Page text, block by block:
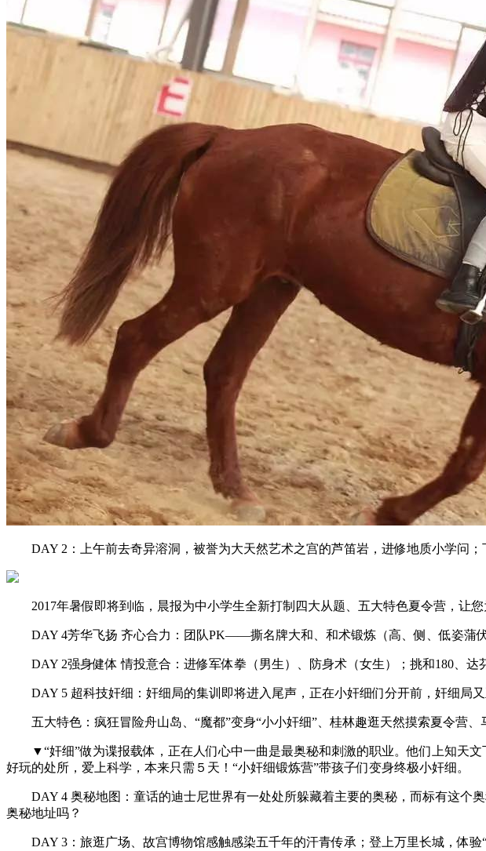
DAY 2：上午前去奇异溶洞，被誉为大天然艺术之宫的芦笛岩，进修地质小学问；
2017年暑假即将到临，晨报为中小学生全新打制四大从题、五大特色夏令营，让您
DAY 4芳华飞扬 齐心合力：团队PK——撕名牌大和、和术锻炼（高、侧、低姿蒲伏
DAY 2强身健体 情投意合：进修军体拳（男生）、防身术（女生）；挑和180、达
DAY 5 超科技奸细：奸细局的集训即将进入尾声，正在小奸细们分开前，奸细局
五大特色：疯狂冒险舟山岛、“魔都”变身“小小奸细”、桂林趣逛天然摸索夏令营、
▼“奸细”做为谍报载体，正在人们心中一曲是最奥秘和刺激的职业。他们上知天文
好玩的处所，爱上科学，本来只需５天！“小奸细锻炼营”带孩子们变身终极小奸细。
DAY 4 奥秘地图：童话的迪士尼世界有一处处所躲藏着主要的奥秘，而标有这个
奥秘地址吗？
DAY 3：旅逛广场、故宫博物馆感触感染五千年的汗青传承；登上万里长城，体验“